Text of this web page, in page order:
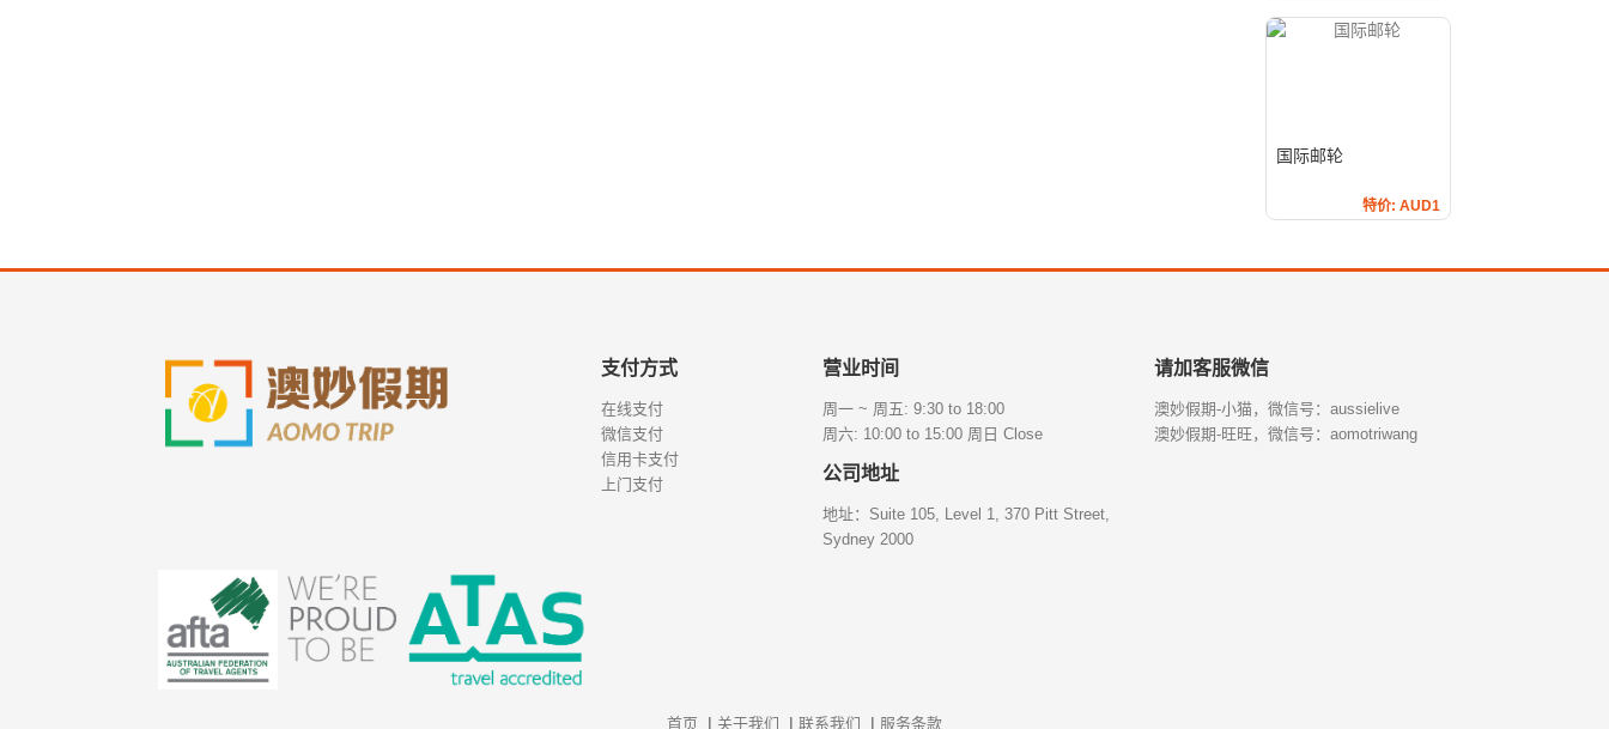
国际邮轮
特价: AUD1
支付方式
在线支付
微信支付
信用卡支付
上门支付
营业时间
周一 ~ 周五: 9:30 to 18:00
周六: 10:00 to 15:00 周日 Close
公司地址
地址：Suite 105, Level 1, 370 Pitt Street,
Sydney 2000
请加客服微信
澳妙假期-小猫，微信号：aussielive
澳妙假期-旺旺，微信号：aomotriwang
首页 | 关于我们 | 联系我们 | 服务条款